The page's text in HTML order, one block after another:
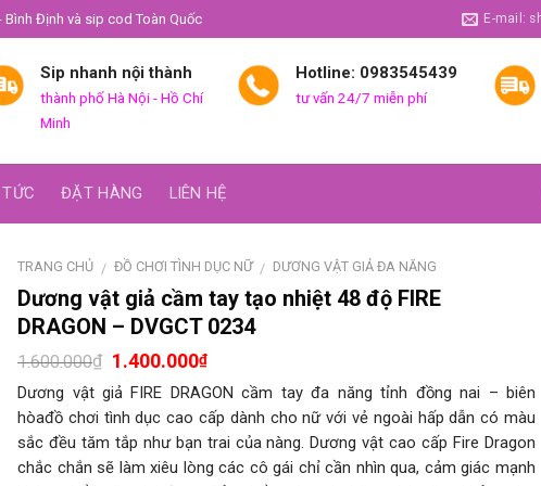
Bình Định và sip cod Toàn Quốc E-mail:
Sip nhanh nội thành
thành phố Hà Nội - Hồ Chí
Minh
Hotline: 0983545439
tư vấn 24/7 miễn phí
ĐẶT HÀNG LIÊN HỆ
TRANG CHỦ / ĐỒ CHƠI TÌNH DỤC NỮ / DƯƠNG VẬT GIẢ ĐA NĂNG
Dương vật giả cầm tay tạo nhiệt 48 độ FIRE
DRAGON – DVGCT 0234
1.600.000₫ 1.400.000₫
Dương vật giả FIRE DRAGON cầm tay đa năng tỉnh đồng nai – biên
hòađồ chơi tình dục cao cấp dành cho nữ với vẻ ngoài hấp dẫn có màu
sắc đều tăm tắp như bạn trai của nàng. Dương vật cao cấp Fire Dragon
chắc chắn sẽ làm xiêu lòng các cô gái chỉ cần nhìn qua, cảm giác mạnh